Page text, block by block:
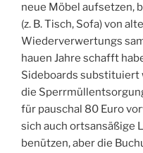
neue Möbel aufsetzen,
(z. B. Tisch, Sofa) von
Wiederverwertungs
hauen Jahre schafft
Sideboards substituiert
die
für pauschal 80 Euro
sich auch ortsansäßige
benützen, aber die